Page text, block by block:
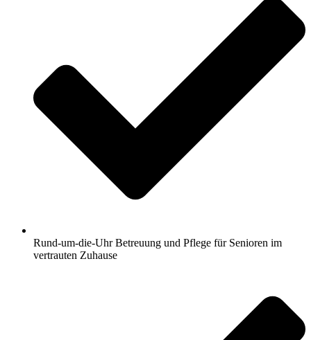
Rund-um-die-Uhr Betreuung und Pflege für Senioren im
vertrauten Zuhause